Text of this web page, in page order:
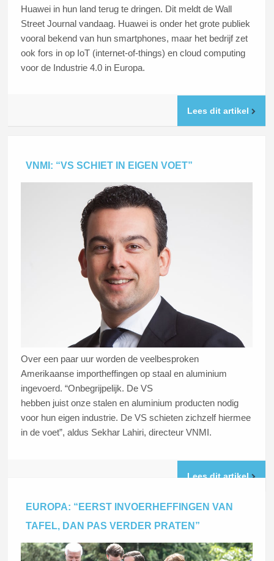
Huawei in hun land terug te dringen. Dit meldt de Wall
Street Journal vandaag. Huawei is onder het grote publiek
vooral bekend van hun smartphones, maar het bedrijf zet
ook fors in op IoT (internet-of-things) en cloud computing
voor de Industrie 4.0 in Europa.
Lees dit artikel
VNMI: “VS SCHIET IN EIGEN VOET”
Over een paar uur worden de veelbesproken
Amerikaanse importheffingen op staal en aluminium
ingevoerd. “Onbegrijpelijk. De VS
hebben juist onze stalen en aluminium producten nodig
voor hun eigen industrie. De VS schieten zichzelf hiermee
in de voet”, aldus Sekhar Lahiri, directeur VNMI.
Lees dit artikel
EUROPA: “EERST INVOERHEFFINGEN VAN
TAFEL, DAN PAS VERDER PRATEN”